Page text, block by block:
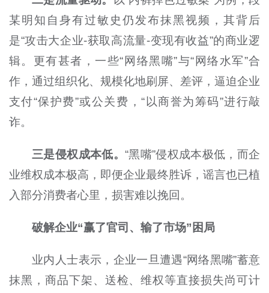
某明知自身有过敏史仍发布抹黑视频，其背后
是“攻击大企业-获取高流量-变现有收益”的商业逻
辑。更有甚者，一些“网络黑嘴”与“网络水军”合
作，通过组织化、规模化地刷屏、差评，逼迫企业
支付“保护费”或公关费，“以商誉为筹码”进行敲
诈。
三是侵权成本低。 “黑嘴”侵权成本极低，而企
业维权成本极高，即便企业最终胜诉，谣言也已植
入部分消费者心里，损害难以挽回。
破解企业“赢了官司、输了市场”困局
业内人士表示，企业一旦遭遇“网络黑嘴”蓄意
抹黑，商品下架、送检、维权等直接损失尚可计